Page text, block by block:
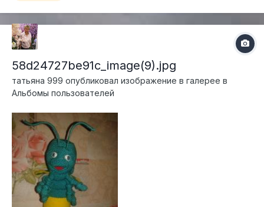
58d24727be91c_image(9).jpg
татьяна 999 опубликовал изображение в галерее в
Альбомы пользователей